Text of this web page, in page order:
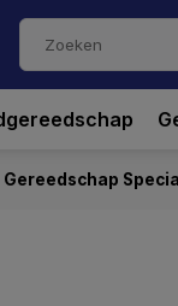
Gereedschap